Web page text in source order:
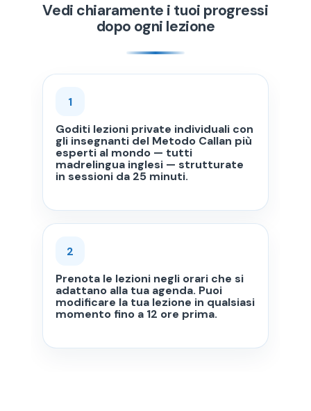
Vedi chiaramente i tuoi progressi
dopo ogni lezione
1
Goditi lezioni private individuali con
gli insegnanti del Metodo Callan più
esperti al mondo — tutti
madrelingua inglesi — strutturate
in sessioni da 25 minuti.
2
Prenota le lezioni negli orari che si
adattano alla tua agenda. Puoi
modificare la tua lezione in qualsiasi
momento fino a 12 ore prima.